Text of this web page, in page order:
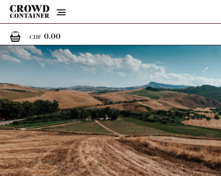
Menu
CHF 0.000 Artikel im Warenkorb